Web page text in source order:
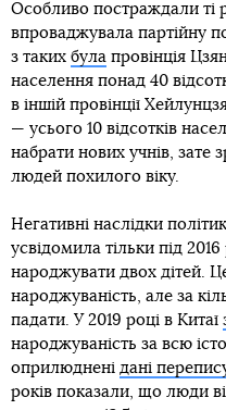
Особливо постраждали ті
впроваджувала партійну
з таких була провінція
населення понад 40
в іншій провінції
— усього 10 відсотків
набрати нових учнів, зате
людей похилого віку.
Негативні наслідки
усвідомила тільки під
народжувати двох дітей.
народжуваність, але за
падати. У 2019 році в Китаї
народжуваність за всю
оприлюднені дані
років показали, що люди